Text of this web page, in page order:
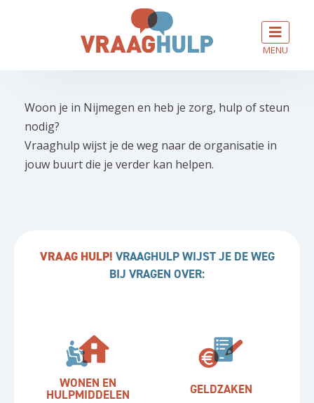
MENU
Woon je in Nijmegen en heb je zorg, hulp of steun
nodig?
Vraaghulp wijst je de weg naar de organisatie in
jouw buurt die je verder kan helpen.
VRAAG HULP! VRAAGHULP WIJST JE DE WEG
BIJ VRAGEN OVER:
WONEN EN
HULPMIDDELEN GELDZAKEN